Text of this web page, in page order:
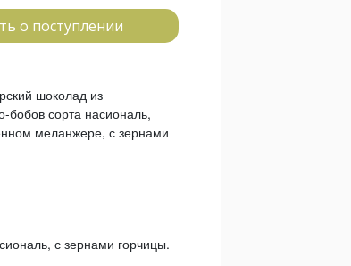
о поступлении
шоколад из
бобов сорта насиональ,
меланжере, с зернами
с зернами горчицы.